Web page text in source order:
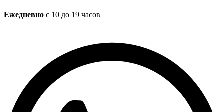
Ежедневно с 10 до 19 часов